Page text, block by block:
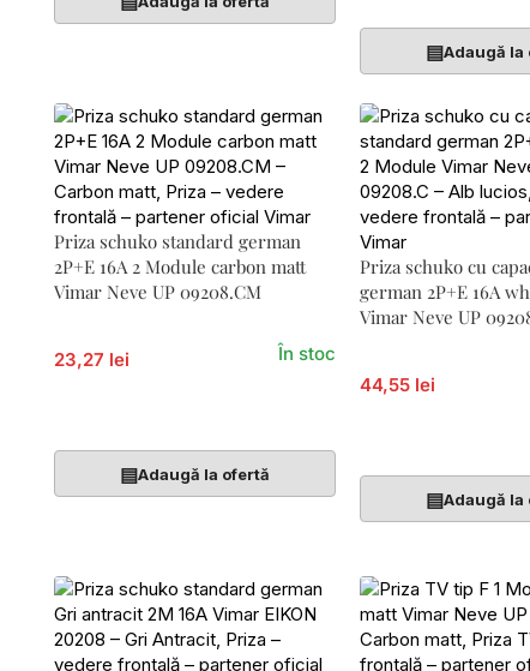
▤Adaugă la
Priza schuko standard german
2P+E 16A 2 Module carbon matt
Vimar Neve UP 09208.CM
23,27 lei În stoc
▤Adaugă la ofertă
Priza schuko cu
german 2P+E 16A
Vimar Neve UP
44,55 lei
▤Adaugă la